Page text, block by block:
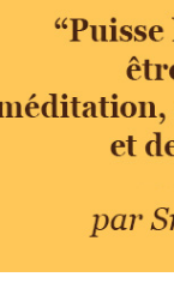
peut nous relier